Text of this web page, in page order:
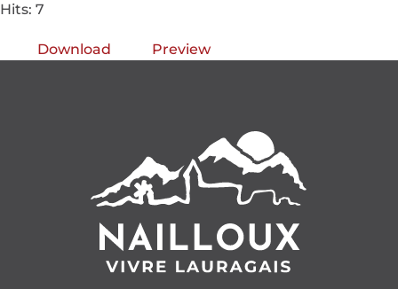
Hits: 7
Download Preview